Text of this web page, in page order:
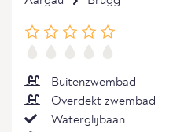
Buitenzwembad
Overdekt zwembad
Waterglijbaan